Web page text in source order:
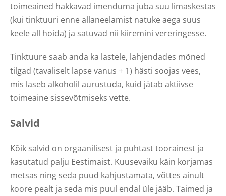
toimeained hakkavad imenduma juba suu limaskestas
(kui tinktuuri enne allaneelamist natuke aega suus
keele all hoida) ja satuvad nii kiiremini vereringesse.
Tinktuure saab anda ka lastele, lahjendades mõned
tilgad (tavaliselt lapse vanus + 1) hästi soojas vees,
mis laseb alkoholil aurustuda, kuid jätab aktiivse
toimeaine sissevõtmiseks vette.
Salvid
Kõik salvid on orgaanilisest ja puhtast toorainest ja
kasutatud palju Eestimaist. Kuusevaiku käin korjamas
metsas ning seda puud kahjustamata, võttes ainult
koore pealt ja seda mis puul endal üle jääb. Taimed ja